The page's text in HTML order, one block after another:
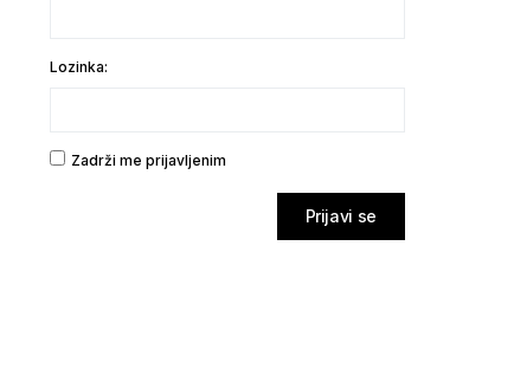
Lozinka:
Zadrži me prijavljenim
Prijavi se